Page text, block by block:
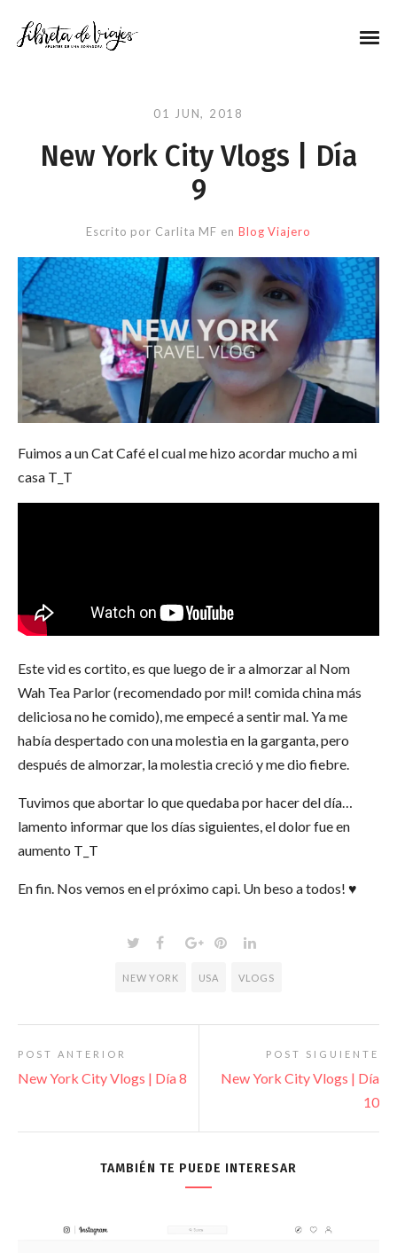
01 JUN, 2018
New York City Vlogs | Día
9
Escrito por Carlita MF en Blog Viajero
Fuimos a un Cat Café el cual me hizo acordar mucho a mi
casa T_T
Este vid es cortito, es que luego de ir a almorzar al Nom
Wah Tea Parlor (recomendado por mil! comida china más
deliciosa no he comido), me empecé a sentir mal. Ya me
había despertado con una molestia en la garganta, pero
después de almorzar, la molestia creció y me dio fiebre.
Tuvimos que abortar lo que quedaba por hacer del día…
lamento informar que los días siguientes, el dolor fue en
aumento T_T
En fin. Nos vemos en el próximo capi. Un beso a todos! ♥
NEW YORK USA VLOGS
POST ANTERIOR
New York City Vlogs | Día 8
POST SIGUIENTE
New York City Vlogs | Día
10
TAMBIÉN TE PUEDE INTERESAR